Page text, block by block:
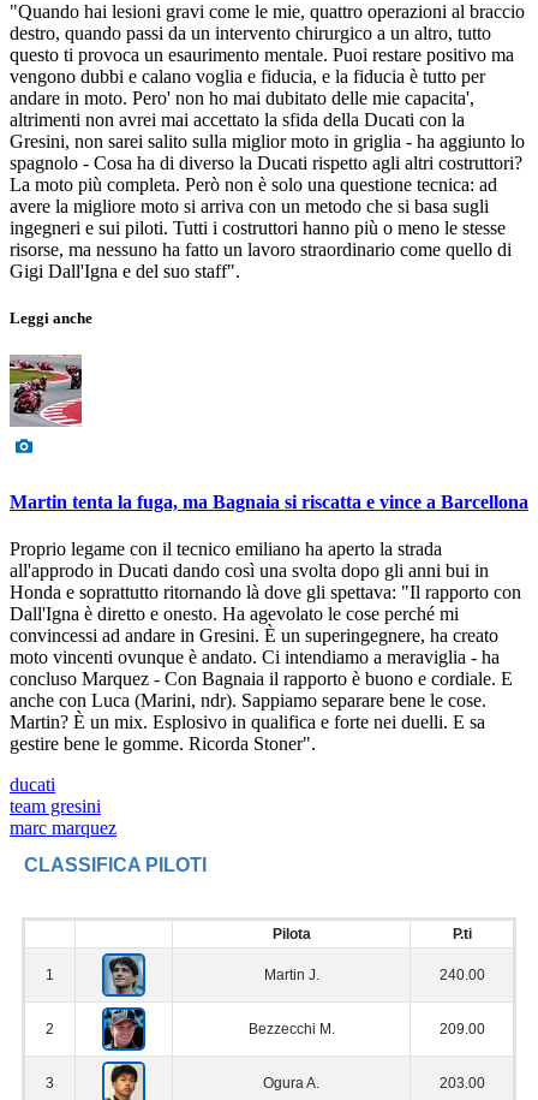
"Quando hai lesioni gravi come le mie, quattro operazioni al braccio
destro, quando passi da un intervento chirurgico a un altro, tutto
questo ti provoca un esaurimento mentale. Puoi restare positivo ma
vengono dubbi e calano voglia e fiducia, e la fiducia è tutto per
andare in moto. Pero' non ho mai dubitato delle mie capacita',
altrimenti non avrei mai accettato la sfida della Ducati con la
Gresini, non sarei salito sulla miglior moto in griglia - ha aggiunto lo
spagnolo - Cosa ha di diverso la Ducati rispetto agli altri costruttori?
La moto più completa. Però non è solo una questione tecnica: ad
avere la migliore moto si arriva con un metodo che si basa sugli
ingegneri e sui piloti. Tutti i costruttori hanno più o meno le stesse
risorse, ma nessuno ha fatto un lavoro straordinario come quello di
Gigi Dall'Igna e del suo staff".
Leggi anche
Martin tenta la fuga, ma Bagnaia si riscatta e vince a Barcellona
Proprio legame con il tecnico emiliano ha aperto la strada
all'approdo in Ducati dando così una svolta dopo gli anni bui in
Honda e soprattutto ritornando là dove gli spettava: "Il rapporto con
Dall'Igna è diretto e onesto. Ha agevolato le cose perché mi
convincessi ad andare in Gresini. È un superingegnere, ha creato
moto vincenti ovunque è andato. Ci intendiamo a meraviglia - ha
concluso Marquez - Con Bagnaia il rapporto è buono e cordiale. E
anche con Luca (Marini, ndr). Sappiamo separare bene le cose.
Martin? È un mix. Esplosivo in qualifica e forte nei duelli. E sa
gestire bene le gomme. Ricorda Stoner".
ducati
team gresini
marc marquez